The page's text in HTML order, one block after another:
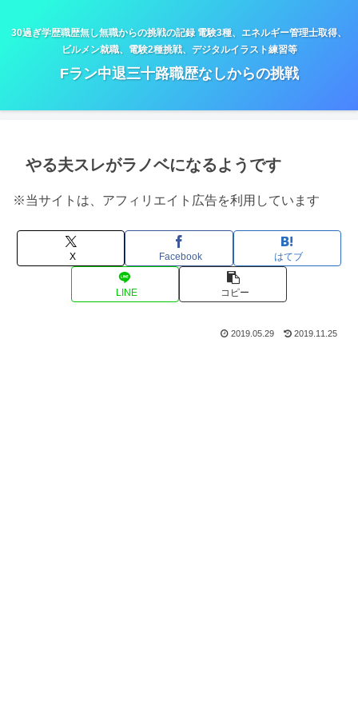
30過ぎ学歴職歴無し無職からの挑戦の記録 電験3種、エネルギー管理士取得、
ビルメン就職、電験2種挑戦、デジタルイラスト練習等
Fラン中退三十路職歴なしからの挑戦
やる夫スレがラノベになるようです
※当サイトは、アフィリエイト広告を利用しています
X Facebook はてブ
LINE コピー
2019.05.29 2019.11.25